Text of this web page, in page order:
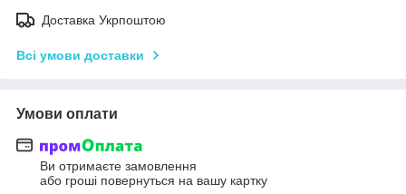
Доставка Укрпоштою
Всі умови доставки
Умови оплати
Ви отримаєте замовлення
або гроші повернуться на вашу картку